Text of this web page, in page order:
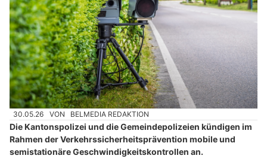
30.05.26 VON BELMEDIA REDAKTION
Die Kantonspolizei und die Gemeindepolizeien kündigen im
Rahmen der Verkehrssicherheitsprävention mobile und
semistationäre Geschwindigkeitskontrollen an.